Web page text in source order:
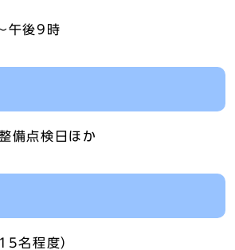
午後9時
備点検日ほか
名程度）